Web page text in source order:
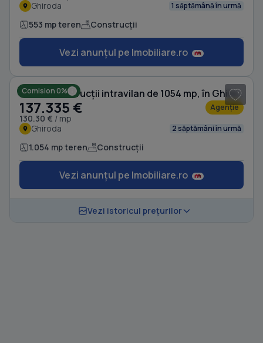
Ghiroda 1 săptămână în urmă
553 mp teren Construcții
Vezi anunțul pe Imobiliare.ro
Comision 0% Teren Construcții intravilan de 1054 mp, în Ghiroda
137.335 €
130.30 € / mp
Agenție
Ghiroda 2 săptămâni în urmă
1.054 mp teren Construcții
Vezi anunțul pe Imobiliare.ro
Vezi istoricul prețurilor